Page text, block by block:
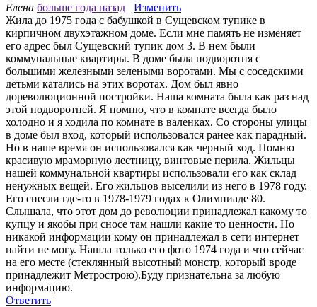
Елена больше года назад
Изменить
Жила до 1975 года с бабушкой в Сущевском тупике в
кирпичном двухэтажном доме. Если мне память не изменяет
его адрес был Сущевский тупик дом 3. В нем были
коммунальные квартиры. В доме была подворотня с
большими железными зелеными воротами. Мы с соседскими
детьми катались на этих воротах. Дом был явно
дореволюционной постройки. Наша комната была как раз над
этой подворотней. Я помню, что в комнате всегда было
холодно и я ходила по комнате в валенках. Со стороны улицы
в доме был вход, который использовался ранее как парадный.
Но в наше время он использовался как черный ход. Помню
красивую мраморную лестницу, винтовые перила. Жильцы
нашей коммунальной квартиры использовали его как склад
ненужных вещей. Его жильцов выселили из него в 1978 году.
Его снесли где-то в 1978-1979 годах к Олимпиаде 80.
Слышала, что этот дом до революции принадлежал какому то
купцу и якобы при сносе там нашли какие то ценности. Но
никакой информации кому он принадлежал в сети интернет
найти не могу. Нашла только его фото 1974 года и что сейчас
на его месте (стеклянный высотный монстр, который вроде
принадлежит Метрострою).Буду признательна за любую
информацию.
Ответить